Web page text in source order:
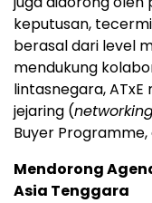
keputusan,
berasal dari level
mendukung
lintasnegara,
jejaring (
Buyer Programme,
Mendorong
Asia Tenggara